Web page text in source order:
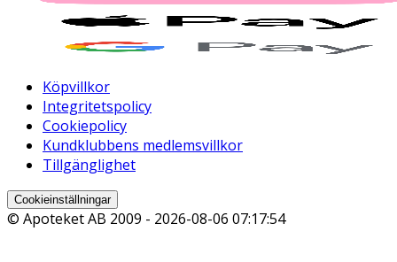
Köpvillkor
Integritetspolicy
Cookiepolicy
Kundklubbens medlemsvillkor
Tillgänglighet
Cookieinställningar
© Apoteket AB 2009 - 2026-08-06 07:17:54